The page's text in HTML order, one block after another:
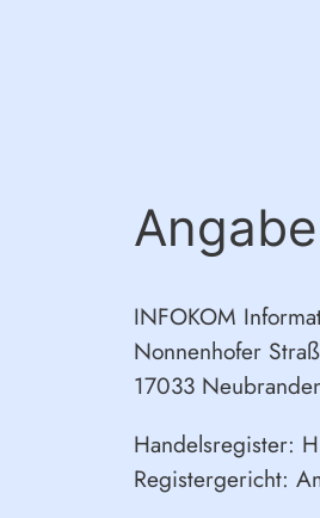
INFOKOM
Nonnenhofer
17033
Handelsregister:
Registergericht: